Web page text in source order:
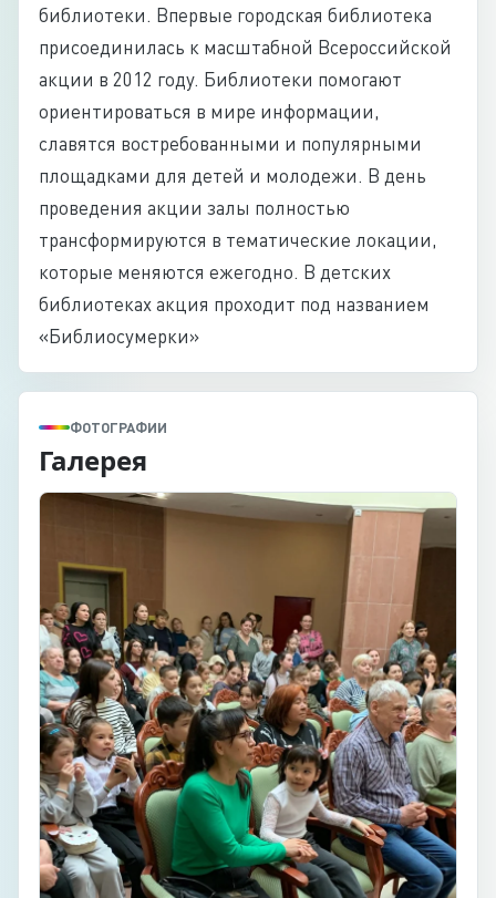
библиотеки. Впервые городская библиотека
присоединилась к масштабной Всероссийской
акции в 2012 году. Библиотеки помогают
ориентироваться в мире информации,
славятся востребованными и популярными
площадками для детей и молодежи. В день
проведения акции залы полностью
трансформируются в тематические локации,
которые меняются ежегодно. В детских
библиотеках акция проходит под названием
«Библиосумерки»
ФОТОГРАФИИ
Галерея